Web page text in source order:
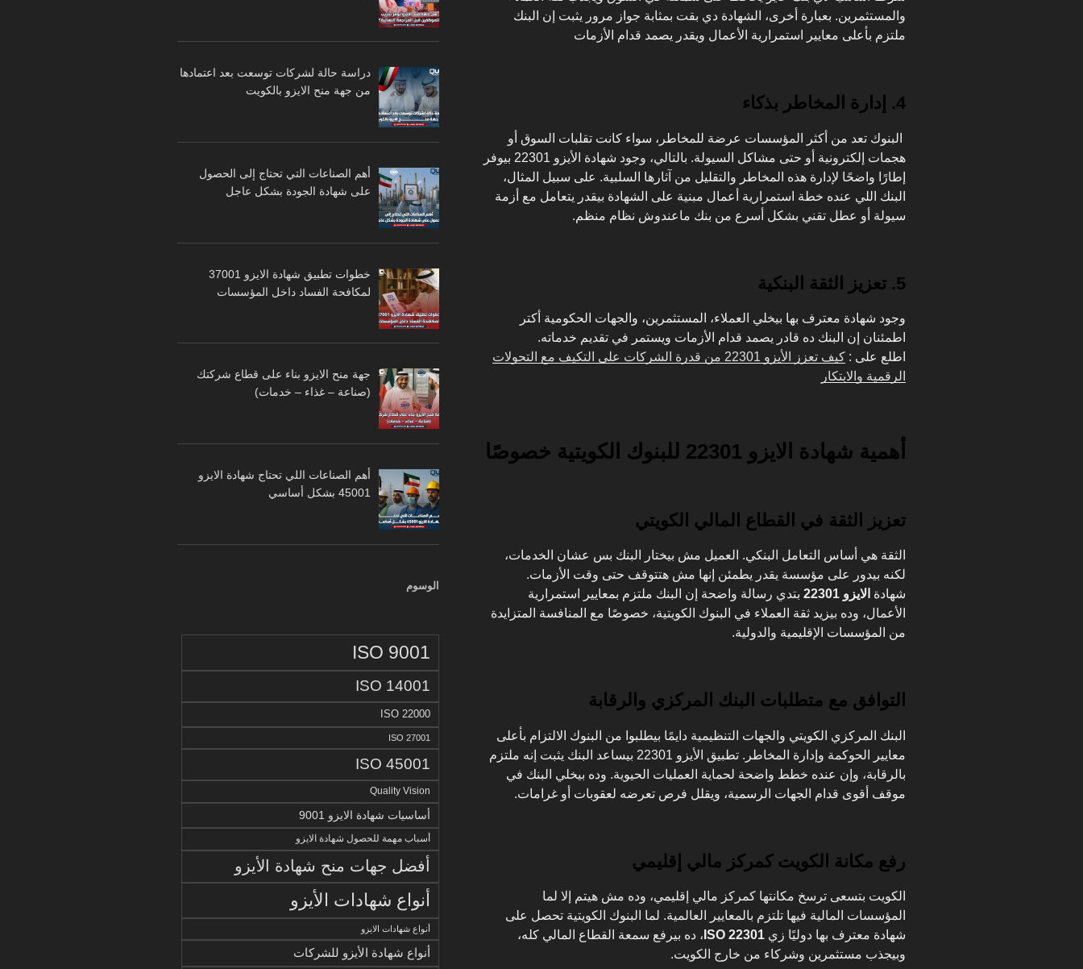
والمستثمرين. بعبارة أخرى، الشهادة دي بقت بمثابة جواز مرور يثبت إن البنك
ملتزم بأعلى معايير استمرارية الأعمال ويقدر يصمد قدام الأزمات
4. إدارة المخاطر بذكاء
البنوك تعد من أكثر المؤسسات عرضة للمخاطر، سواء كانت تقلبات السوق أو
هجمات إلكترونية أو حتى مشاكل السيولة. بالتالي، وجود شهادة الأيزو 22301 بيوفر
إطارًا واضحًا لإدارة هذه المخاطر والتقليل من آثارها السلبية. على سبيل المثال،
البنك اللي عنده خطة استمرارية أعمال مبنية على الشهادة بيقدر يتعامل مع أزمة
سيولة أو عطل تقني بشكل أسرع من بنك ماعندوش نظام منظم.
5. تعزيز الثقة البنكية
وجود شهادة معترف بها بيخلي العملاء، المستثمرين، والجهات الحكومية أكتر
اطمئنان إن البنك ده قادر يصمد قدام الأزمات ويستمر في تقديم خدماته.
اطلع على :
كيف تعزز الأيزو 22301 من قدرة الشركات على التكيف مع التحولات
الرقمية والابتكار
أهمية شهادة الايزو 22301 للبنوك الكويتية خصوصًا
تعزيز الثقة في القطاع المالي الكويتي
الثقة هي أساس التعامل البنكي. العميل مش بيختار البنك بس عشان الخدمات،
لكنه بيدور على مؤسسة يقدر يطمئن إنها مش هتتوقف حتى وقت الأزمات.
شهادة الايزو 22301
بتدي رسالة واضحة إن البنك ملتزم بمعايير استمرارية
الأعمال، وده بيزيد ثقة العملاء في البنوك الكويتية، خصوصًا مع المنافسة المتزايدة
من المؤسسات الإقليمية والدولية.
التوافق مع متطلبات البنك المركزي والرقابة
البنك المركزي الكويتي والجهات التنظيمية دايمًا بيطلبوا من البنوك الالتزام بأعلى
معايير الحوكمة وإدارة المخاطر. تطبيق الأيزو 22301 بيساعد البنك يثبت إنه ملتزم
بالرقابة، وإن عنده خطط واضحة لحماية العمليات الحيوية. وده بيخلي البنك في
موقف أقوى قدام الجهات الرسمية، ويقلل فرص تعرضه لعقوبات أو غرامات.
رفع مكانة الكويت كمركز مالي إقليمي
الكويت بتسعى ترسخ مكانتها كمركز مالي إقليمي، وده مش هيتم إلا لما
المؤسسات المالية فيها تلتزم بالمعايير العالمية. لما البنوك الكويتية تحصل على
شهادة معترف بها دوليًا زي ISO 22301 ، ده بيرفع سمعة القطاع المالي كله،
وبيجذب مستثمرين وشركاء من خارج الكويت.
دراسة حالة لشركات توسعت بعد اعتمادها
من جهة منح الايزو بالكويت
أهم الصناعات التي تحتاج إلى الحصول
على شهادة الجودة بشكل عاجل
خطوات تطبيق شهادة الايزو 37001
لمكافحة الفساد داخل المؤسسات
جهة منح الايزو بناء على قطاع شركتك
(صناعة – غذاء – خدمات)
أهم الصناعات اللي تحتاج شهادة الايزو
45001 بشكل أساسي
الوسوم
ISO 9001
ISO 14001
ISO 22000
ISO 27001
ISO 45001
Quality Vision
أساسيات شهادة الايزو 9001
أسباب مهمة للحصول شهادة الايزو
أفضل جهات منح شهادة الأيزو
أنواع شهادات الأيزو
أنواع شهادات الايزو
أنواع شهادة الأيزو للشركات